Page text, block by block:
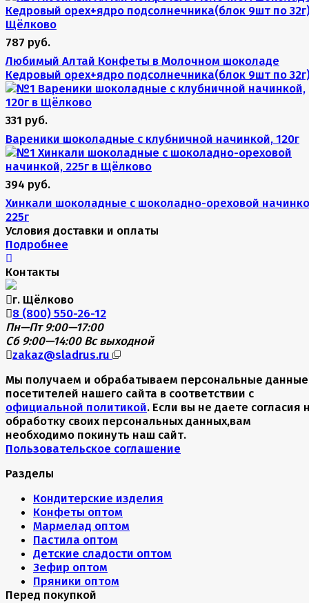
787 руб.
Любимый Алтай Конфеты в Молочном шоколаде
Кедровый орех+ядро подсолнечника(блок 9шт по
331 руб.
Вареники шоколадные с клубничной начинкой, 120г
394 руб.
Хинкали шоколадные с шоколадно-ореховой
225г
Условия доставки и оплаты
Подробнее
Контакты
г. Щёлково
8 (800) 550-26-12
Пн—Пт 9:00—17:00
Сб 9:00—14:00 Вс выходной
zakaz@sladrus.ru
Мы получаем и обрабатываем персональные данные
посетителей нашего сайта в соответствии с
официальной политикой. Если вы не даете согласия
обработку своих персональных данных,вам
необходимо покинуть наш сайт.
Пользовательское соглашение
Разделы
Кондитерские изделия
Конфеты оптом
Мармелад оптом
Пастила оптом
Детские сладости оптом
Зефир оптом
Пряники оптом
Перед покупкой